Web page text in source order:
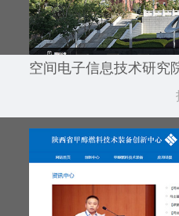
空间电子信息技术研究